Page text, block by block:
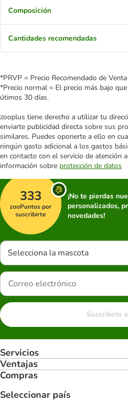
Composición
Cantidades recomendadas
*PRVP = Precio Recomendado de
*Precio normal = El precio más bajo
útimos 30 días.
zooplus tiene derecho a utilizar tu
enviarte publicidad directa sobre sus
similares. Puedes oponerte a ello en
ningún gasto adicional a los gastos
en contacto con el servicio de atención
información sobre protección de datos
333
zooPuntos por
suscribirte
¡No te pierdas
personalizados,
novedades!
Selecciona la mascota
Suscríbete
Servicios
Ventajas
Compras
Seleccionar país